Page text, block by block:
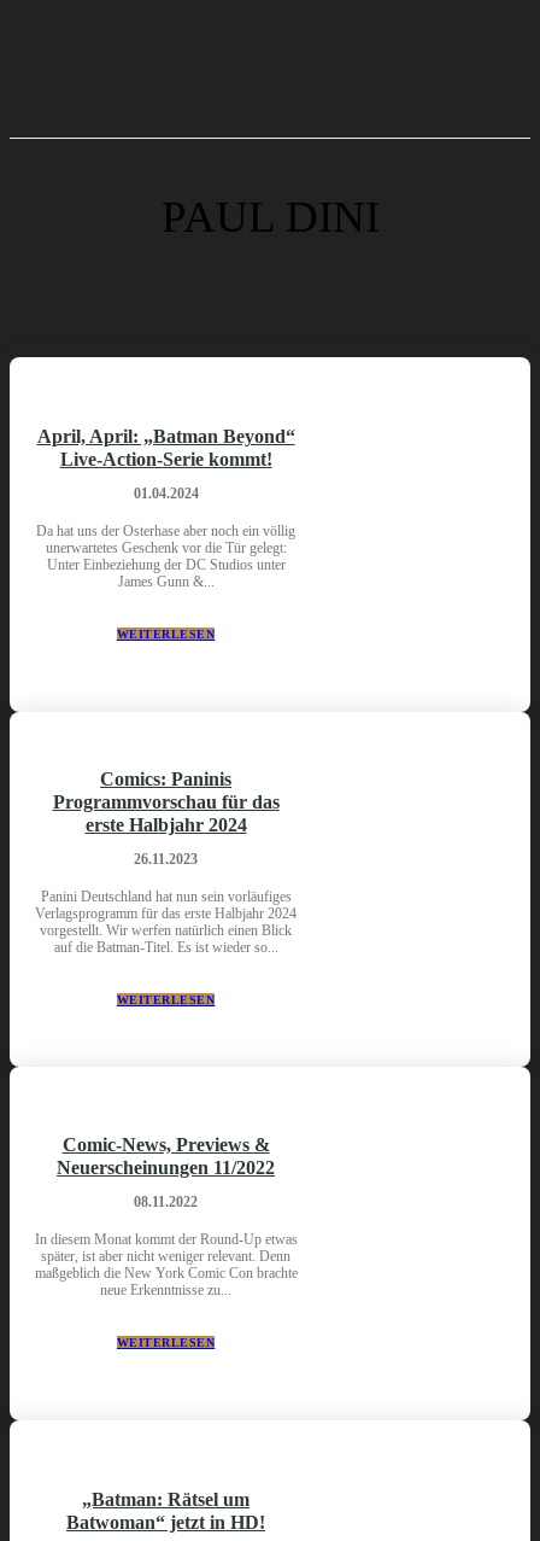
PAUL DINI
April, April: „Batman Beyond“
Live-Action-Serie kommt!
01.04.2024
Da hat uns der Osterhase aber noch ein völlig
unerwartetes Geschenk vor die Tür gelegt:
Unter Einbeziehung der DC Studios unter
James Gunn &...
WEITERLESEN
Comics: Paninis
Programmvorschau für das
erste Halbjahr 2024
26.11.2023
Panini Deutschland hat nun sein vorläufiges
Verlagsprogramm für das erste Halbjahr 2024
vorgestellt. Wir werfen natürlich einen Blick
auf die Batman-Titel. Es ist wieder so...
WEITERLESEN
Comic-News, Previews &
Neuerscheinungen 11/2022
08.11.2022
In diesem Monat kommt der Round-Up etwas
später, ist aber nicht weniger relevant. Denn
maßgeblich die New York Comic Con brachte
neue Erkenntnisse zu...
WEITERLESEN
„Batman: Rätsel um
Batwoman“ jetzt in HD!